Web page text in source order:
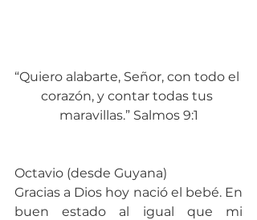
“Quiero alabarte, Señor, con todo el
corazón, y contar todas tus
maravillas.” Salmos 9:1
Octavio (desde Guyana)
Gracias a Dios hoy nació el bebé. En
buen estado al igual que mi